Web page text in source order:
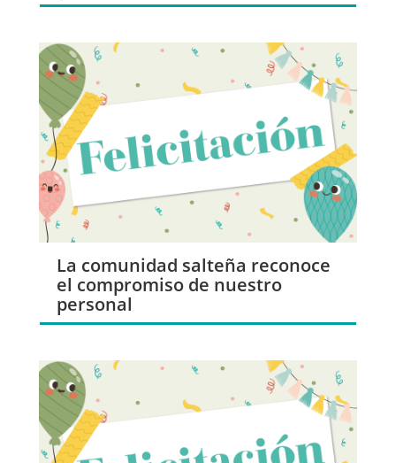
La comunidad salteña reconoce
el compromiso de nuestro
personal